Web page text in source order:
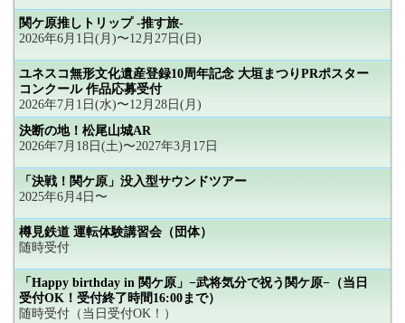
関ケ原推しトリップ -推す旅-
2026年6月1日(月)〜12月27日(日)
ユネスコ無形文化遺産登録10周年記念 大垣まつりPRポスター
コンクール 作品応募受付
2026年7月1日(水)〜12月28日(月)
決断の地！松尾山城AR
2026年7月18日(土)〜2027年3月17日
「決戦！関ケ原」没入型サウンドツアー
2025年6月4日〜
樽見鉄道 運転体験講習会（団体）
随時受付
「Happy birthday in 関ケ原」−武将気分で祝う関ケ原−（当日
受付OK！受付終了時間16:00まで）
随時受付（当日受付OK！）